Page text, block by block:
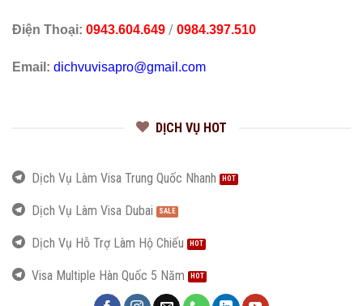
Điện Thoại: 0943.604.649 / 0984.397.510
Email: dichvuvisapro@gmail.com
DỊCH VỤ HOT
Dịch Vụ Làm Visa Trung Quốc Nhanh
Dịch Vụ Làm Visa Dubai
Dịch Vụ Hỗ Trợ Làm Hộ Chiếu
Visa Multiple Hàn Quốc 5 Năm